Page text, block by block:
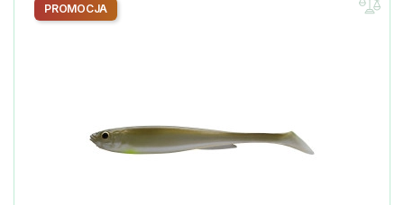
PROMOCJA